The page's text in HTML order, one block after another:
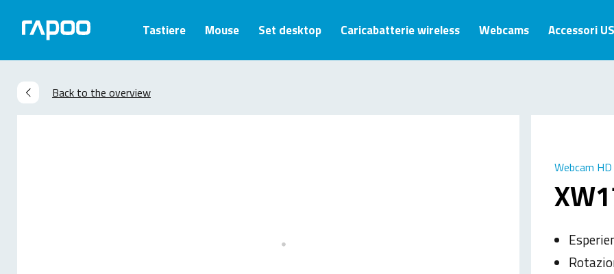
Tastiere Mouse Set desktop Caricabatterie wireless Webcams Accessori
Back to the overview
Webcam HD